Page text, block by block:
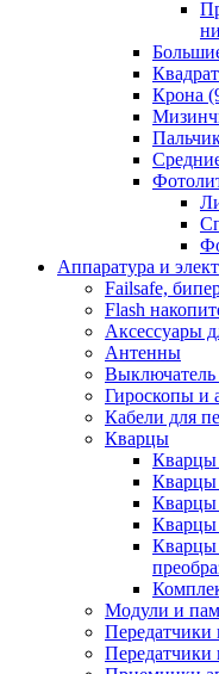
Крона
Аппаратура и
Failsafe,
Flash
Аксессуары
Антенны
Выключатель
Гироскопы и
Кабели для
Кварцы
Кварцы
Кварцы
Кварцы
Кварцы
Кварцы
Модули и
Передатчики
Передатчики